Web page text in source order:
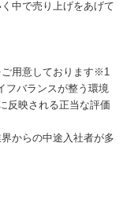
中で売り上げをあげて
ご用意しております※1
フバランスが整う環境
反映される正当な評価
からの中途入社者が多